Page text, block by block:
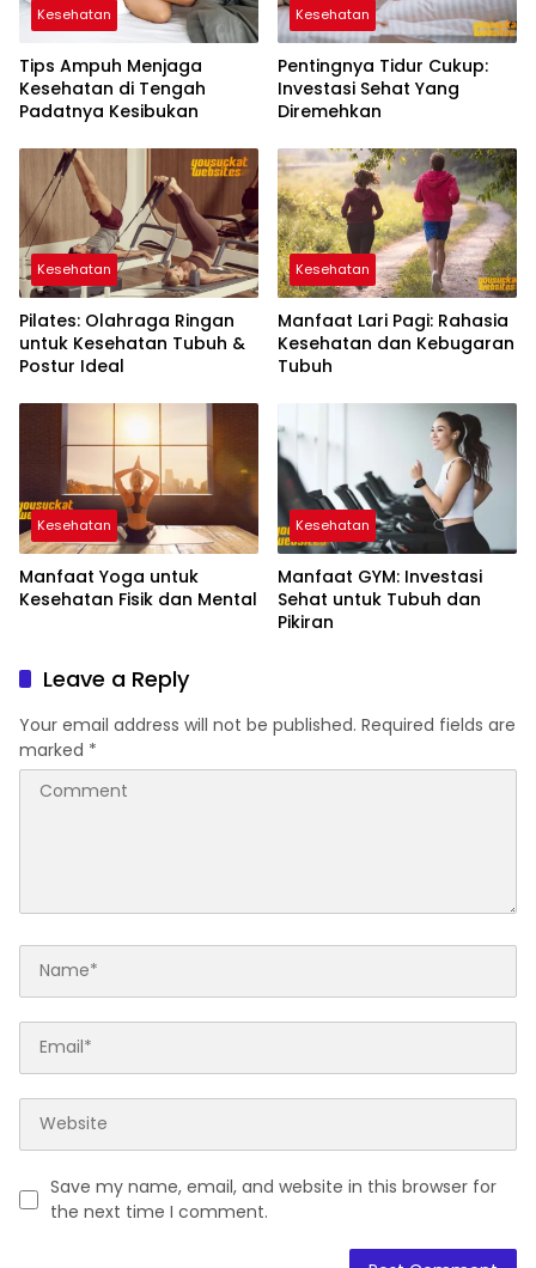
Kesehatan
Tips Ampuh Menjaga
Kesehatan di Tengah
Padatnya Kesibukan
Kesehatan
Pentingnya Tidur Cukup:
Investasi Sehat Yang
Diremehkan
Kesehatan
Pilates: Olahraga Ringan
untuk Kesehatan Tubuh &
Postur Ideal
Kesehatan
Manfaat Lari Pagi: Rahasia
Kesehatan dan Kebugaran
Tubuh
Kesehatan
Manfaat Yoga untuk
Kesehatan Fisik dan Mental
Kesehatan
Manfaat GYM: Investasi
Sehat untuk Tubuh dan
Pikiran
Leave a Reply
Your email address will not be published. Required fields are
marked *
Save my name, email, and website in this browser for
the next time I comment.